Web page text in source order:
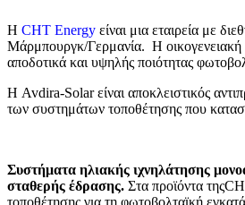
Η CHT Energy είναι μια εταιρεία με
Μάρμπουργκ/Γερμανία. Η οικογενειακή
αποδοτικά και υψηλής ποιότητας
Η Avdira-Solar είναι αποκλειστικός
των συστημάτων τοποθέτησης που
Συστήματα ηλιακής ιχνηλάτησης
σταθερής έδρασης. Στα προϊόντα της
τοποθέτησης για τη φωτοβολταϊκή